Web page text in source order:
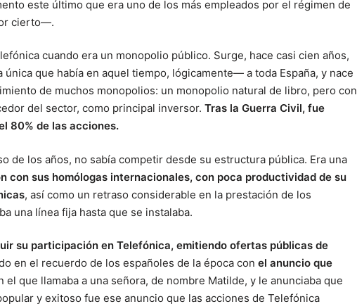
este último que era uno de los más empleados por el régimen de
cierto—.
cuando era un monopolio público. Surge, hace casi cien años,
que había en aquel tiempo, lógicamente— a toda España, y nace
de muchos monopolios: un monopolio natural de libro, pero con
del sector, como principal inversor. Tras la Guerra Civil, fue
80% de las acciones.
de los años, no sabía competir desde su estructura pública. Era una
con sus homólogas internacionales, con poca productividad de su
, así como un retraso considerable en la prestación de los
una línea fija hasta que se instalaba.
su participación en Telefónica, emitiendo ofertas públicas de
en el recuerdo de los españoles de la época con el anuncio que
el que llamaba a una señora, de nombre Matilde, y le anunciaba que
y exitoso fue ese anuncio que las acciones de Telefónica